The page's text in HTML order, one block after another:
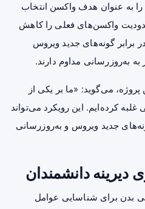
به عنوان هدف واکسن انتخاب
واکسن‌های فعلی را کاهش
برابر گونه‌های جدید ویروس
به به‌روزرسانی مداوم دارند.
پروژه، می‌گوید: «ما بر یکی از
کرده‌ایم. این رویکرد می‌تواند
جدید ویروس و به‌روزرسانی
دیرینه دانشمندان
بدن برای شناسایی عوامل